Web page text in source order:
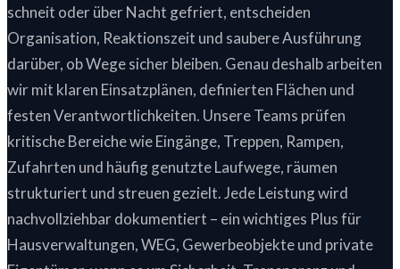
schneit oder über Nacht gefriert, entscheiden
Organisation, Reaktionszeit und saubere Ausführung
darüber, ob Wege sicher bleiben. Genau deshalb arbeiten
wir mit klaren Einsatzplänen, definierten Flächen und
festen Verantwortlichkeiten. Unsere Teams prüfen
kritische Bereiche wie Eingänge, Treppen, Rampen,
Zufahrten und häufig genutzte Laufwege, räumen
strukturiert und streuen gezielt. Jede Leistung wird
nachvollziehbar dokumentiert – ein wichtiges Plus für
Hausverwaltungen, WEG, Gewerbeobjekte und private